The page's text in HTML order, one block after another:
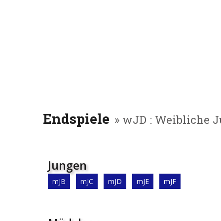
Endspiele » wJD : Weibliche
Jungen
mJB mJC mJD mJE mJF